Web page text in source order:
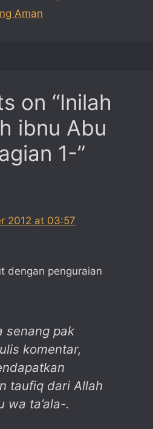
Aman
on “Inilah
ibnu Abu
1-”
2012 at 03:57
dengan penguraian
senang pak
komentar,
taufiq dari Allah
wa ta’ala-.